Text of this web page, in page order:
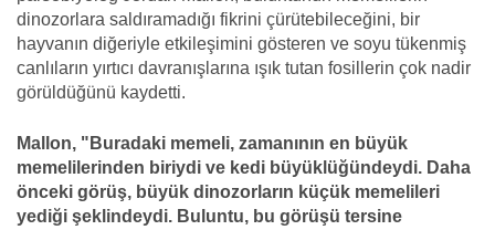
dinozorlara saldıramadığı fikrini çürütebileceğini, bir
hayvanın diğeriyle etkileşimini gösteren ve soyu tükenmiş
canlıların yırtıcı davranışlarına ışık tutan fosillerin çok nadir
görüldüğünü kaydetti.
Mallon, "Buradaki memeli, zamanının en büyük
memelilerinden biriydi ve kedi büyüklüğündeydi. Daha
önceki görüş, büyük dinozorların küçük memelileri
yediği şeklindeydi. Buluntu, bu görüşü tersine